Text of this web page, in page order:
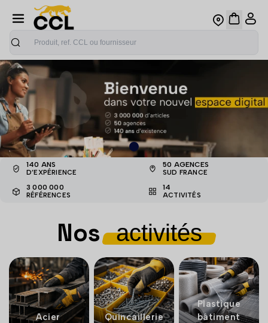
Recherche
Le partenaire des professionnels du bâtiment
140 ANS
D’EXPÉRIENCE
50 AGENCES
SUD FRANCE
3 000 000
RÉFÉRENCES
14
ACTIVITÉS
Nos activités
Acier Quincaillerie
Plastique
bâtiment